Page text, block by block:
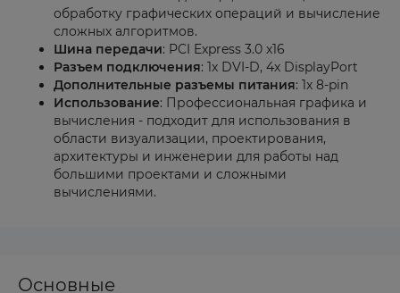
обработку графических операций и вычисление
сложных алгоритмов.
Шина передачи: PCI Express 3.0 x16
Разъем подключения: 1x DVI-D, 4x DisplayPort
Дополнительные разъемы питания: 1x 8-pin
Использование: Профессиональная графика и
вычисления - подходит для использования в
области визуализации, проектирования,
архитектуры и инженерии для работы над
большими проектами и сложными
вычислениями.
Основные